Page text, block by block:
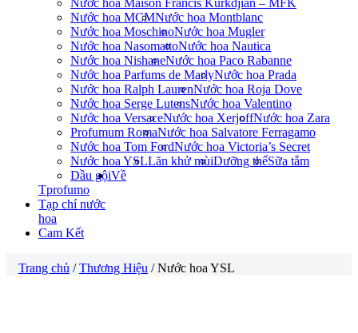
Nước hoa Maison Francis Kurkdjian – MFK
Nước hoa MCMNước hoa Montblanc
Nước hoa MoschinoNước hoa Mugler
Nước hoa NasomattoNước hoa Nautica
Nước hoa NishaneNước hoa Paco Rabanne
Nước hoa Parfums de MarlyNước hoa Prada
Nước hoa Ralph LaurenNước hoa Roja Dove
Nước hoa Serge LutensNước hoa Valentino
Nước hoa VersaceNước hoa XerjoffNước hoa Zara
Profumum RomaNước hoa Salvatore Ferragamo
Nước hoa Tom FordNước hoa Victoria’s Secret
Nước hoa YSLLăn khử mùiDưỡng thểSữa tắm
Dầu gộiVề
Tprofumo
Tạp chí nước
hoa
Cam Kết
Trang chủ /Thương Hiệu / Nước hoa YSL